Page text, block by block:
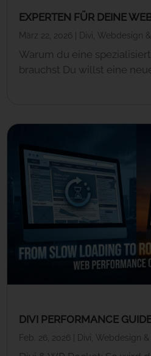
EXPERTEN FÜR DEINE
März 22, 2026 Divi Webdesign
Warum du eine
brauchst Du willst eine
DIVI PERFORMANCE
Feb. 26, 2026 Divi, Webdesign